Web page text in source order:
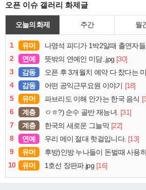
오픈 이슈 갤러리 화제글
오늘의 화제 주간 월
1 유머 나영석 피디가 1박2일때 출연자
2
연예 뜻밖의 연예인 미담..jpg [30]
3
감동 오픈 후 3개월치 예약 다 찼다는
4
감동 어떤 공익근무요원 이야기 [18]
5
유머 파브리도 이해 안가는 한국 음식
6
계층 ㅇㅎ?) 순수 골반 재능녀. [31]
7
계층 한국의 새로운 그늘막 [22]
8
연예 우리 메이 절대 핫걸입니다. [13]
9
유머 후방)인방 누나들이 돈벌때 사용하는
10
유머 1호선 장판파.jpg [16]